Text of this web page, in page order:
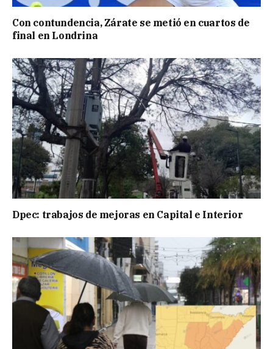
Con contundencia, Zárate se metió en cuartos de
final en Londrina
Dpec: trabajos de mejoras en Capital e Interior